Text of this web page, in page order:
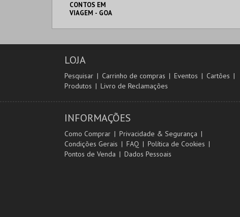
CONTOS EM
VIAGEM - GOA
MERIDIONAL
COMPRAR
LOJA
Pesquisar Carrinho de compras Eventos
Cartões
Produtos
Livro de Reclamações
INFORMAÇÕES
Como Comprar
Privacidade & Segurança
Condições Gerais
FAQ
Política de Cookies
Pontos de Venda
Dados Pessoais